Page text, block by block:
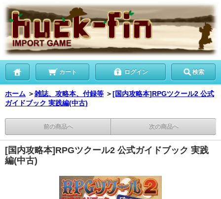
カート ログイン 検索
ホーム ＞雑誌、攻略本、付録等 ＞[国内攻略本]RPGツクール2 公式
ガイドブック 実践編(中古)
前の商品へ 次の商品へ
[国内攻略本]RPGツクール2 公式ガイドブック 実践
編(中古)